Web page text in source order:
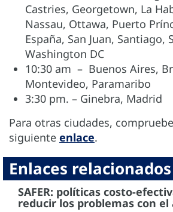
Castries, Georgetown, La
Nassau, Ottawa, Puerto
España, San Juan, Santiago,
Washington DC
10:30 am – Buenos Aires,
Montevideo, Paramaribo
3:30 pm. – Ginebra, Madrid
Para otras ciudades,
siguiente enlace.
Enlaces relacionados
SAFER: políticas costo-
reducir los problemas con el